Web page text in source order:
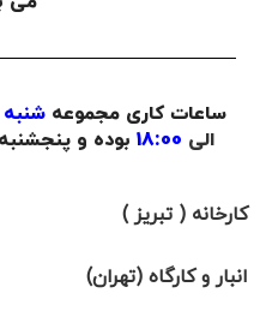
ساعات کاری مجموعه شنبه
الی
بوده و
کارخانه ( تبریز )
انبار و کارگاه (تهران)